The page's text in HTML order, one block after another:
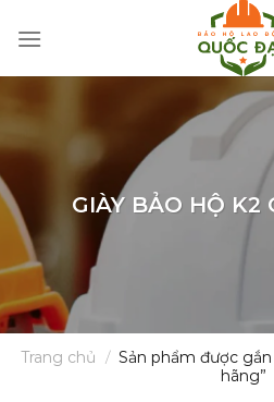
GIÀY BẢO HỘ K2
Trang chủ / Sản phẩm được
hãng”